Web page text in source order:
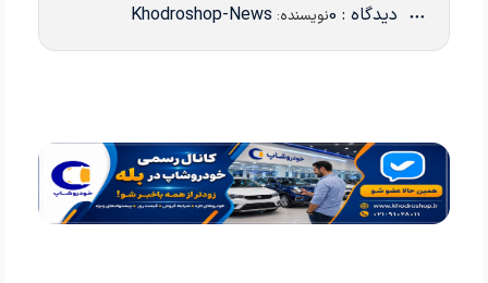
دیدگاه : 0 نویسنده: Khodroshop-News